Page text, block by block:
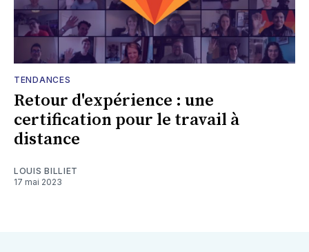
TENDANCES
Retour d'expérience : une
certification pour le travail à
distance
LOUIS BILLIET
17 mai 2023